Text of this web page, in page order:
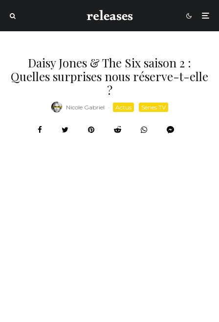
Daisy Jones & The Six saison 2 :
Quelles surprises nous réserve-t-elle
?
Nicole Gabriel · Actus Séries TV